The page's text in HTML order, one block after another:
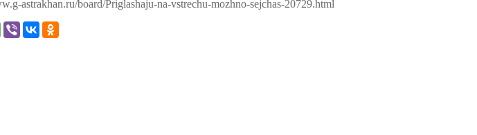
astrakhan.ru/board/Priglashaju-na-vstrechu-mozhno-sejchas-20729.html